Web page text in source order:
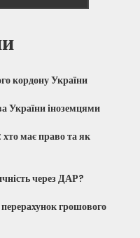
кордону України
України іноземцями
має право та як
через ДАР?
грошового